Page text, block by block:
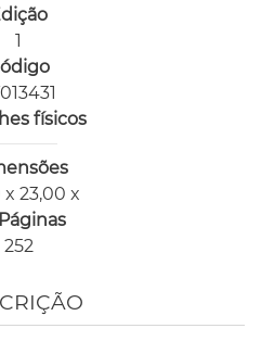
1
físicos
x 23,00 x
252